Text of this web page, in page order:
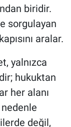
biridir.
sorgulayan
aralar.
yalnızca
hukuktan
her alanı
değil,